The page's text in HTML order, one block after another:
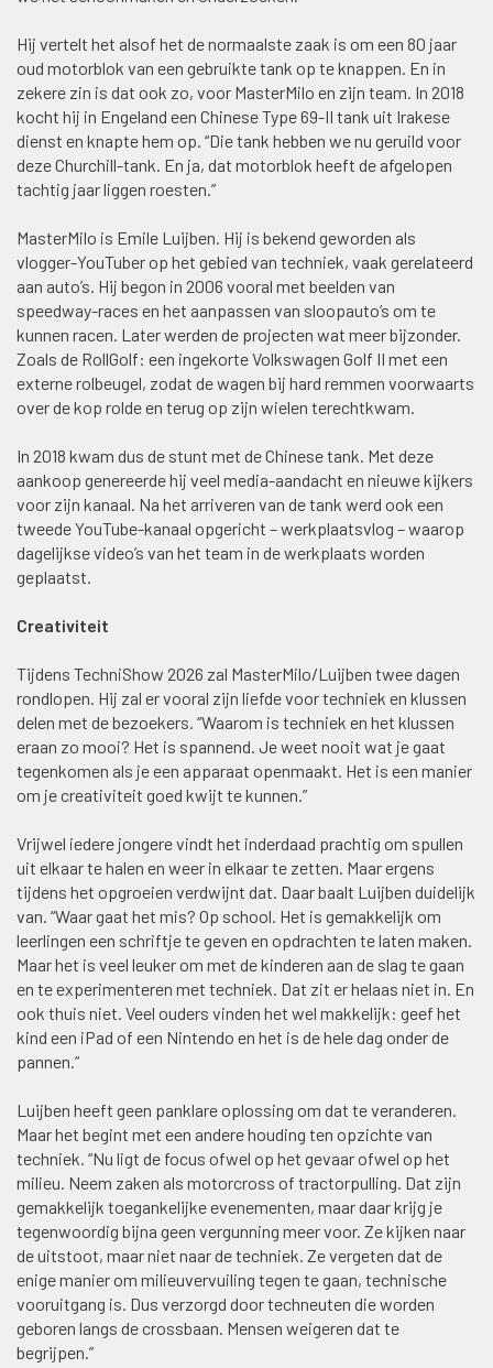
Hij vertelt het alsof het de normaalste zaak is om een 80 jaar
oud motorblok van een gebruikte tank op te knappen. En in
zekere zin is dat ook zo, voor MasterMilo en zijn team. In 2018
kocht hij in Engeland een Chinese Type 69-II tank uit Irakese
dienst en knapte hem op. “Die tank hebben we nu geruild voor
deze Churchill-tank. En ja, dat motorblok heeft de afgelopen
tachtig jaar liggen roesten.”
MasterMilo is Emile Luijben. Hij is bekend geworden als
vlogger-YouTuber op het gebied van techniek, vaak gerelateerd
aan auto’s. Hij begon in 2006 vooral met beelden van
speedway-races en het aanpassen van sloopauto’s om te
kunnen racen. Later werden de projecten wat meer bijzonder.
Zoals de RollGolf: een ingekorte Volkswagen Golf II met een
externe rolbeugel, zodat de wagen bij hard remmen voorwaarts
over de kop rolde en terug op zijn wielen terechtkwam.
In 2018 kwam dus de stunt met de Chinese tank. Met deze
aankoop genereerde hij veel media-aandacht en nieuwe kijkers
voor zijn kanaal. Na het arriveren van de tank werd ook een
tweede YouTube-kanaal opgericht – werkplaatsvlog – waarop
dagelijkse video’s van het team in de werkplaats worden
geplaatst.
Creativiteit
Tijdens TechniShow 2026 zal MasterMilo/Luijben twee dagen
rondlopen. Hij zal er vooral zijn liefde voor techniek en klussen
delen met de bezoekers. “Waarom is techniek en het klussen
eraan zo mooi? Het is spannend. Je weet nooit wat je gaat
tegenkomen als je een apparaat openmaakt. Het is een manier
om je creativiteit goed kwijt te kunnen.”
Vrijwel iedere jongere vindt het inderdaad prachtig om spullen
uit elkaar te halen en weer in elkaar te zetten. Maar ergens
tijdens het opgroeien verdwijnt dat. Daar baalt Luijben duidelijk
van. “Waar gaat het mis? Op school. Het is gemakkelijk om
leerlingen een schriftje te geven en opdrachten te laten maken.
Maar het is veel leuker om met de kinderen aan de slag te gaan
en te experimenteren met techniek. Dat zit er helaas niet in. En
ook thuis niet. Veel ouders vinden het wel makkelijk: geef het
kind een iPad of een Nintendo en het is de hele dag onder de
pannen.”
Luijben heeft geen panklare oplossing om dat te veranderen.
Maar het begint met een andere houding ten opzichte van
techniek. “Nu ligt de focus ofwel op het gevaar ofwel op het
milieu. Neem zaken als motorcross of tractorpulling. Dat zijn
gemakkelijk toegankelijke evenementen, maar daar krijg je
tegenwoordig bijna geen vergunning meer voor. Ze kijken naar
de uitstoot, maar niet naar de techniek. Ze vergeten dat de
enige manier om milieuvervuiling tegen te gaan, technische
vooruitgang is. Dus verzorgd door techneuten die worden
geboren langs de crossbaan. Mensen weigeren dat te
begrijpen.”